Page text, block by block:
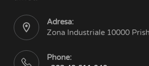
Adresa:
Zona Industriale 10000
Phone: